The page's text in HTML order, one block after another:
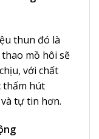
thun đó là
mồ hôi sẽ
với chất
thấm hút
tự tin hơn.